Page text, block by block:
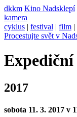
dkkm Kino Nadsklepí
kamera
cyklus | festival | film |
Procestujte svět v
2017
sobota 11. 3. 2017 v